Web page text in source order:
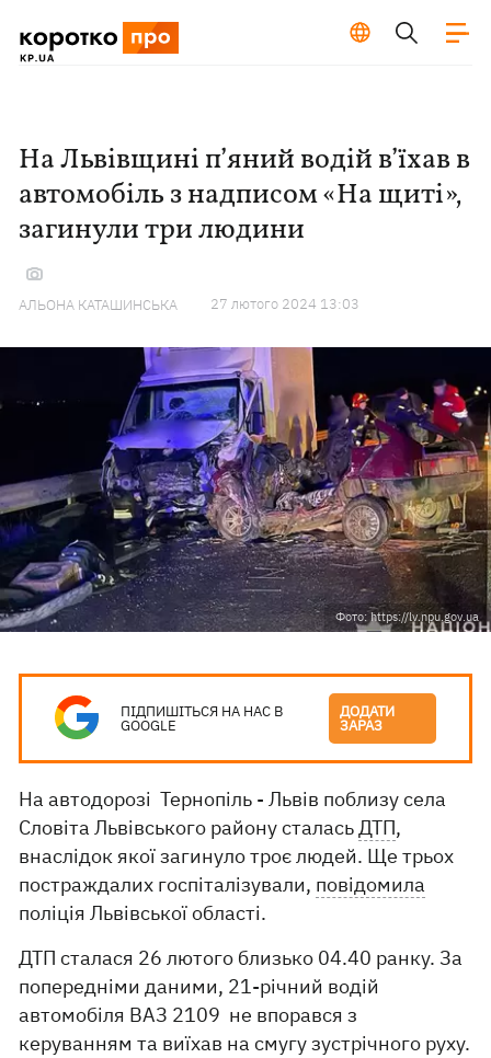
На Львівщині п’яний водій в’їхав в
автомобіль з надписом «На щиті»,
загинули три людини
АЛЬОНА КАТАШИНСЬКА 27 лютого 2024 13:03
Фото: https://lv.npu.gov.ua
ПІДПИШІТЬСЯ НА НАС В
GOOGLE
ДОДАТИ
ЗАРАЗ
На автодорозі Тернопіль - Львів поблизу села
Словіта Львівського району сталасьДТП,
внаслідок якої загинуло троє людей. Ще трьох
постраждалих госпіталізували, повідомила
поліція Львівської області.
ДТП сталася 26 лютого близько 04.40 ранку. За
попередніми даними, 21-річний водій
автомобіля ВАЗ 2109 не впорався з
керуванням та виїхав на смугу зустрічного руху.